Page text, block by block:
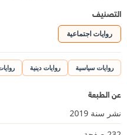
التصنيف
روايات اجتماعية
روايات سياسية روايات دينية
عن الطبعة
نشر سنة 2019